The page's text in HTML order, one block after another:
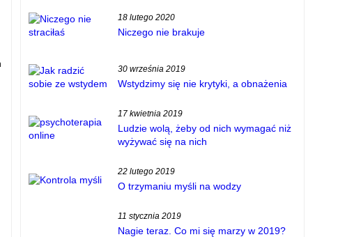
18 lutego 2020
Niczego nie brakuje
30 września 2019
Wstydzimy się nie krytyki, a obnażenia
17 kwietnia 2019
Ludzie wolą, żeby od nich wymagać niż
wyżywać się na nich
22 lutego 2019
O trzymaniu myśli na wodzy
11 stycznia 2019
Nagie teraz. Co mi się marzy w 2019?